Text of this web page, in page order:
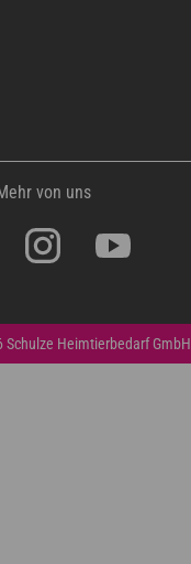
von uns
Heimtierbedarf GmbH